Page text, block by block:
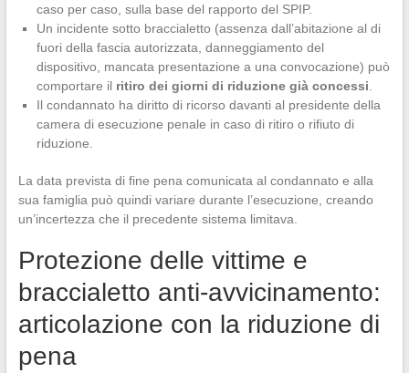
caso per caso, sulla base del rapporto del SPIP.
Un incidente sotto braccialetto (assenza dall’abitazione al di
fuori della fascia autorizzata, danneggiamento del
dispositivo, mancata presentazione a una convocazione) può
comportare il ritiro dei giorni di riduzione già concessi.
Il condannato ha diritto di ricorso davanti al presidente della
camera di esecuzione penale in caso di ritiro o rifiuto di
riduzione.
La data prevista di fine pena comunicata al condannato e alla
sua famiglia può quindi variare durante l’esecuzione, creando
un’incertezza che il precedente sistema limitava.
Protezione delle vittime e
braccialetto anti-avvicinamento:
articolazione con la riduzione di
pena